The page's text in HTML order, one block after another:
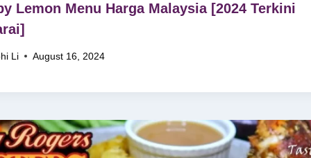
Lemon Menu Harga Malaysia [2024 Terkini
Li August 16, 2024